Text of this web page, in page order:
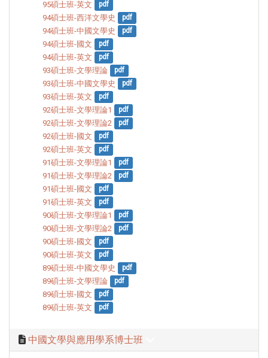
95碩士班-英文 pdf
94碩士班-西洋文學史 pdf
94碩士班-中國文學史 pdf
94碩士班-國文 pdf
94碩士班-英文 pdf
93碩士班-文學理論 pdf
93碩士班-中國文學史 pdf
93碩士班-英文 pdf
92碩士班-文學理論1 pdf
92碩士班-文學理論2 pdf
92碩士班-國文 pdf
92碩士班-英文 pdf
91碩士班-文學理論1 pdf
91碩士班-文學理論2 pdf
91碩士班-國文 pdf
91碩士班-英文 pdf
90碩士班-文學理論1 pdf
90碩士班-文學理論2 pdf
90碩士班-國文 pdf
90碩士班-英文 pdf
89碩士班-中國文學史 pdf
89碩士班-文學理論 pdf
89碩士班-國文 pdf
89碩士班-英文 pdf
中國文學與應用學系博士班